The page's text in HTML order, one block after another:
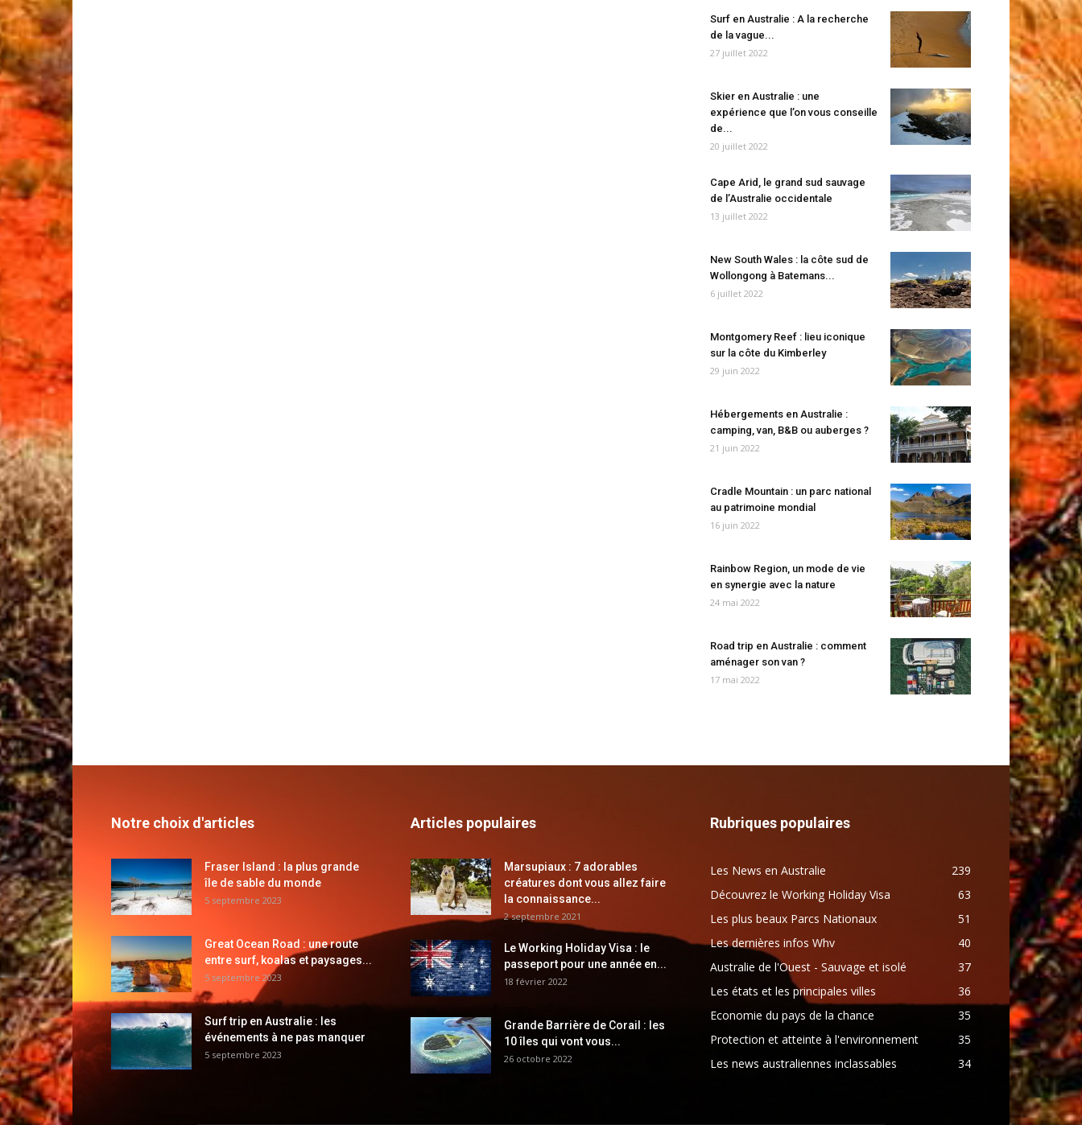
Surf en Australie : A la recherche
de la vague...
27 juillet 2022
Skier en Australie : une
expérience que l’on vous conseille
de...
20 juillet 2022
Cape Arid, le grand sud sauvage
de l’Australie occidentale
13 juillet 2022
New South Wales : la côte sud de
Wollongong à Batemans...
6 juillet 2022
Montgomery Reef : lieu iconique
sur la côte du Kimberley
29 juin 2022
Hébergements en Australie :
camping, van, B&B ou auberges ?
21 juin 2022
Cradle Mountain : un parc national
au patrimoine mondial
16 juin 2022
Rainbow Region, un mode de vie
en synergie avec la nature
24 mai 2022
Road trip en Australie : comment
aménager son van ?
17 mai 2022
Notre choix d'articles
Fraser Island : la plus grande
île de sable du monde
5 septembre 2023
Great Ocean Road : une route
entre surf, koalas et paysages...
5 septembre 2023
Surf trip en Australie : les
événements à ne pas manquer
5 septembre 2023
Articles populaires
Marsupiaux : 7 adorables
créatures dont vous allez faire
la connaissance...
2 septembre 2021
Le Working Holiday Visa : le
passeport pour une année en...
18 février 2022
Grande Barrière de Corail : les
10 îles qui vont vous...
26 octobre 2022
Rubriques populaires
Les News en Australie
239
Découvrez le Working Holiday Visa
63
Les plus beaux Parcs Nationaux
51
Les dernières infos Whv
40
Australie de l'Ouest - Sauvage et isolé
37
Les états et les principales villes
36
Economie du pays de la chance
35
Protection et atteinte à l'environnement
35
Les news australiennes inclassables
34